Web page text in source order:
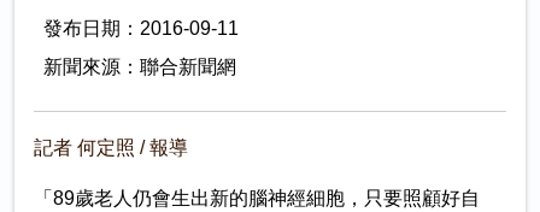
發布日期：2016-09-11
新聞來源：聯合新聞網
記者 何定照 / 報導
「89歲老人仍會生出新的腦神經細胞，只要照顧好自